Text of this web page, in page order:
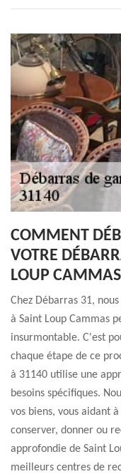
COMMENT
VOTRE
LOUP CAMMAS
Chez Débarras 31,
à Saint Loup Cammas
insurmontable. C'est
chaque étape de ce
à 31140 utilise une
besoins spécifiques.
vos biens, vous aidant
conserver, donner ou
approfondie de Saint
meilleurs centres de